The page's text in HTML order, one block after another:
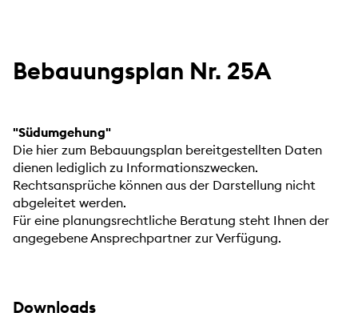
Bebauungsplan Nr. 25A
"Südumgehung"
Die hier zum Bebauungsplan bereitgestellten Daten
dienen lediglich zu Informationszwecken.
Rechtsansprüche können aus der Darstellung nicht
abgeleitet werden.
Für eine planungsrechtliche Beratung steht Ihnen der
angegebene Ansprechpartner zur Verfügung.
Downloads